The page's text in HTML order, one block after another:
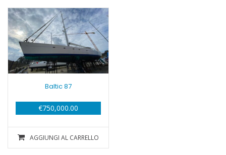
Baltic 87
€750,000.00
AGGIUNGI AL CARRELLO